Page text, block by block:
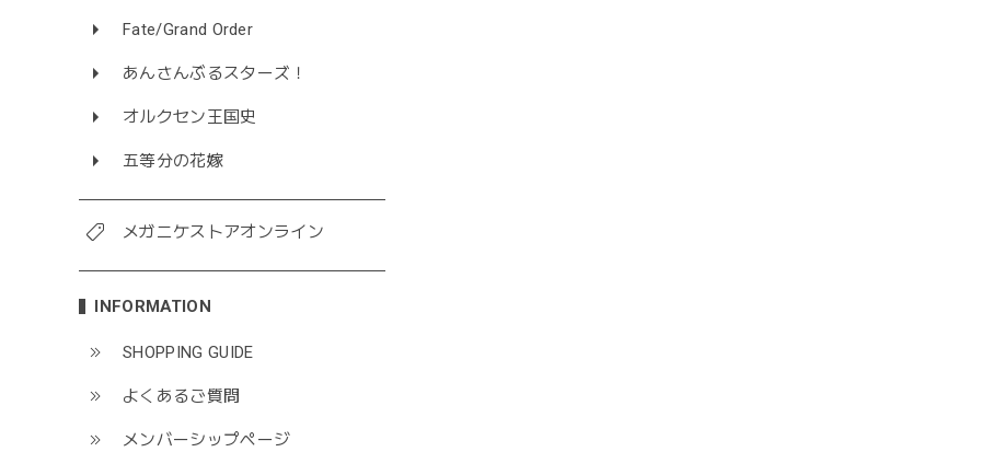
Fate/Grand Order
あんさんぶるスターズ！
オルクセン王国史
五等分の花嫁
メガニケストアオンライン
INFORMATION
SHOPPING GUIDE
よくあるご質問
メンバーシップページ